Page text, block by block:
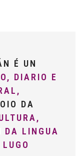
É UN
DIARIO E
DA
DA LINGUA